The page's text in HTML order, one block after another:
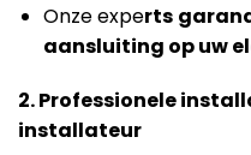
Onze experts
aansluiting op uw
2. Professionele
installateur